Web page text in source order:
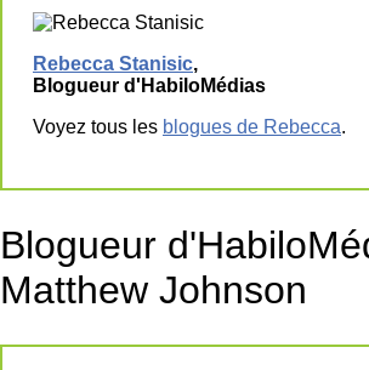
Rebecca Stanisic,
Blogueur d'HabiloMédias
Voyez tous les blogues de Rebecca.
Blogueur
Matthew Johnson